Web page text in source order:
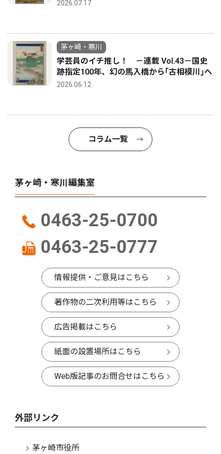
2026.07.17
茅ヶ崎・寒川
学芸員のイチ推し！ －連載 Vol.43－国史
跡指定100年、幻の馬入橋から｢古相模川｣へ
2026.06.12
コラム一覧
茅ヶ崎・寒川編集室
0463-25-0700
0463-25-0777
情報提供・ご意見はこちら
著作物の二次利用等はこちら
広告掲載はこちら
紙面の設置場所はこちら
Web版記事のお問合せはこちら
外部リンク
茅ヶ崎市役所